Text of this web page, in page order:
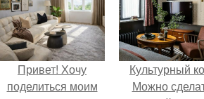
Привет! Хочу
поделиться моим
Культурный
Можно